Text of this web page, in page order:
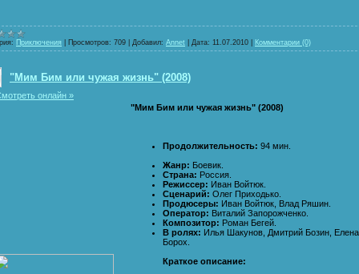
Приключения Просмотров: 709 Добавил: Annet Дата: 11.07.2010 Комментарии (0)
"Мим Бим или чужая жизнь" (2008)
"Мим Бим или чужая жизнь" (2008)
Продолжительность: 94 мин.
Жанр: Боевик.
Страна: Россия.
Режиссер: Иван Войтюк.
Сценарий: Олег Приходько.
Продюсеры: Иван Войтюк, Влад Ряшин.
Оператор: Виталий Запорожченко.
Композитор: Роман Бегей.
В ролях: Илья Шакунов, Дмитрий Бозин, Елена
Борох.
Краткое описание:
онлайн »